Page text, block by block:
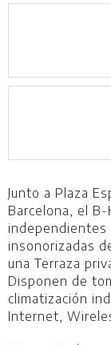
Junto a Plaza
Barcelona, el
insonorizadas
una Terraza
Disponen de
climatización
Internet,